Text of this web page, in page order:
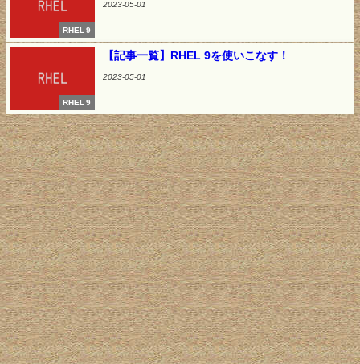
RHEL 9
2023-05-01
RHEL 9
【記事一覧】RHEL 9を使いこなす！
2023-05-01